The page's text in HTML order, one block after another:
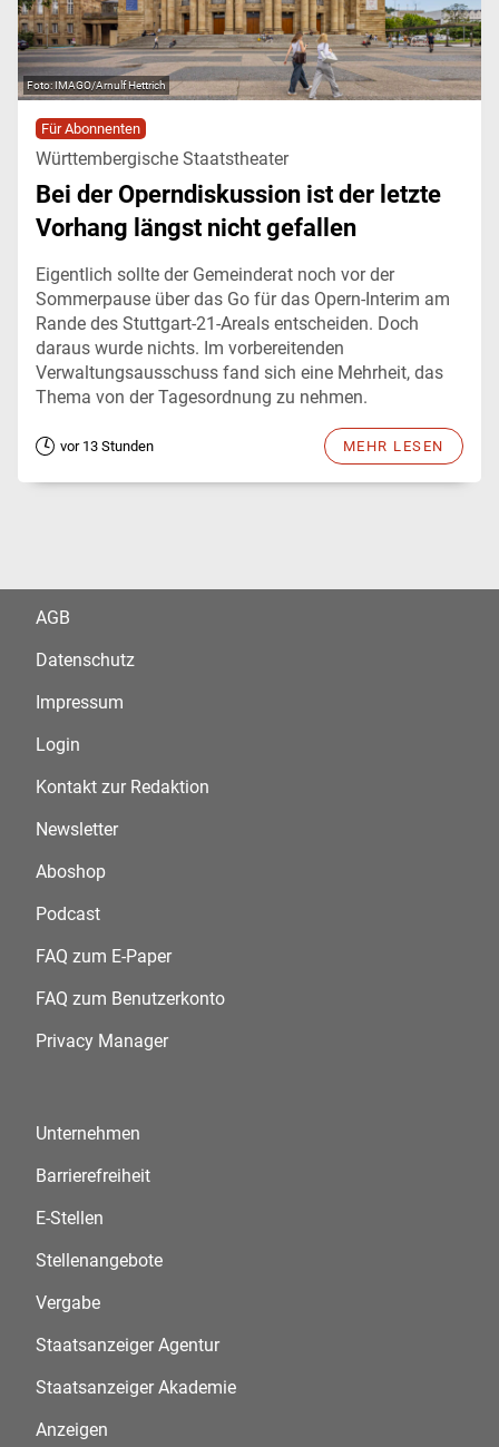
IMAGO/Arnulf Hettrich
Für Abonnenten
Württembergische Staatstheater
Bei der Operndiskussion ist der letzte
Vorhang längst nicht gefallen
Eigentlich sollte der Gemeinderat noch vor der
Sommerpause über das Go für das Opern-Interim am
Rande des Stuttgart-21-Areals entscheiden. Doch
daraus wurde nichts. Im vorbereitenden
Verwaltungsausschuss fand sich eine Mehrheit, das
Thema von der Tagesordnung zu nehmen.
vor 13 Stunden MEHR LESEN
AGB
Datenschutz
Impressum
Login
Kontakt zur Redaktion
Newsletter
Aboshop
Podcast
FAQ zum E-Paper
FAQ zum Benutzerkonto
Privacy Manager
Unternehmen
Barrierefreiheit
E-Stellen
Stellenangebote
Vergabe
Staatsanzeiger Agentur
Staatsanzeiger Akademie
Anzeigen